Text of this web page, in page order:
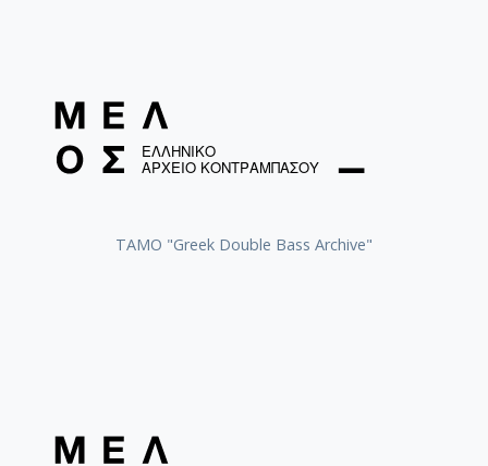
ΤΑΜΟ "Greek Double Bass Archive"